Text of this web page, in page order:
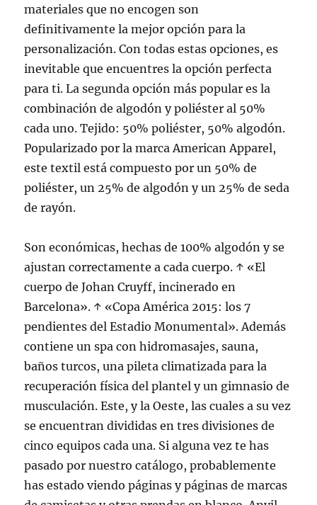
materiales que no encogen son
definitivamente la mejor opción para la
personalización. Con todas estas opciones, es
inevitable que encuentres la opción perfecta
para ti. La segunda opción más popular es la
combinación de algodón y poliéster al 50%
cada uno. Tejido: 50% poliéster, 50% algodón.
Popularizado por la marca American Apparel,
este textil está compuesto por un 50% de
poliéster, un 25% de algodón y un 25% de seda
de rayón.
Son económicas, hechas de 100% algodón y se
ajustan correctamente a cada cuerpo. ↑ «El
cuerpo de Johan Cruyff, incinerado en
Barcelona». ↑ «Copa América 2015: los 7
pendientes del Estadio Monumental». Además
contiene un spa con hidromasajes, sauna,
baños turcos, una pileta climatizada para la
recuperación física del plantel y un gimnasio de
musculación. Este, y la Oeste, las cuales a su vez
se encuentran divididas en tres divisiones de
cinco equipos cada una. Si alguna vez te has
pasado por nuestro catálogo, probablemente
has estado viendo páginas y páginas de marcas